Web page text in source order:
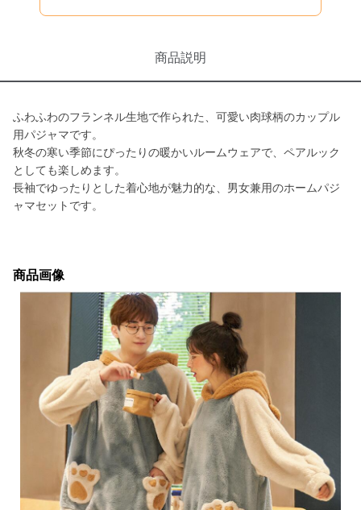
商品説明
ふわふわのフランネル生地で作られた、可愛い肉球柄のカップル
用パジャマです。
秋冬の寒い季節にぴったりの暖かいルームウェアで、ペアルック
としても楽しめます。
長袖でゆったりとした着心地が魅力的な、男女兼用のホームパジ
ャマセットです。
商品画像